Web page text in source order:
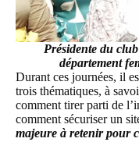
Présidente du
département
Durant ces journées, il
trois thématiques, à
comment tirer parti de
comment sécuriser un
majeure à retenir pour